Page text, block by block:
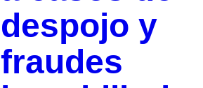
despojo y
fraudes